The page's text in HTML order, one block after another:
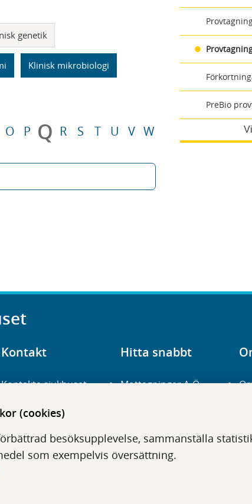
(cookies)
besöksupplevelse, sammanställa
som exempelvis översättning.
PreBio
genetik
Klinisk mikrobiologi
O P Q R S T U V W
Kontakt
Kontakta sjukhuset
Hitta hit
Press
Hitta snabbt
Mottagningar A-Ö
Digitala tjänster